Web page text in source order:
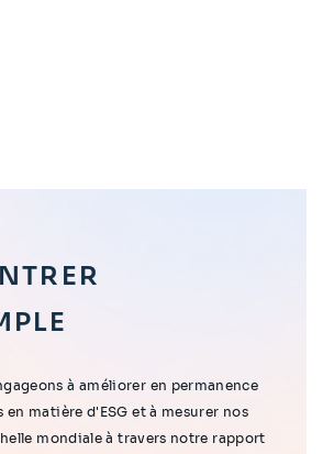
à améliorer en permanence
en matière d'ESG et à mesurer nos
mondiale à travers notre rapport